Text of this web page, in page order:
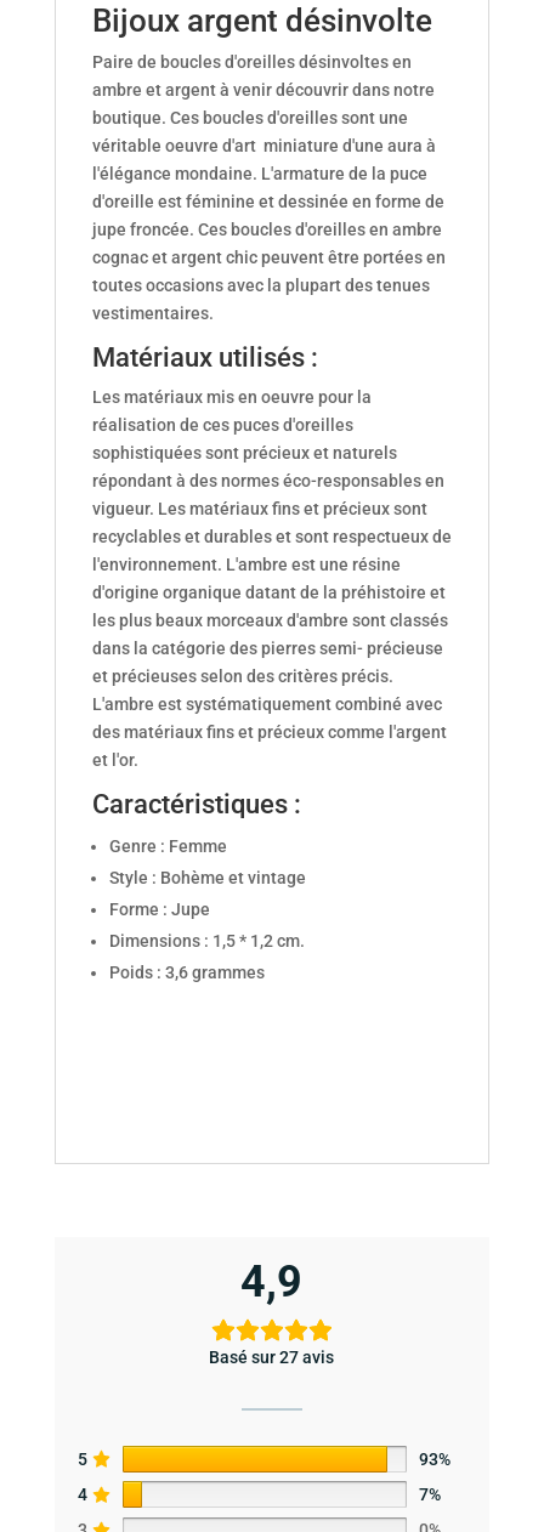
Bijoux argent désinvolte
Paire de boucles d'oreilles désinvoltes en
ambre et argent à venir découvrir dans notre
boutique. Ces boucles d'oreilles sont une
véritable oeuvre d'art miniature d'une aura à
l'élégance mondaine. L'armature de la puce
d'oreille est féminine et dessinée en forme de
jupe froncée. Ces boucles d'oreilles en ambre
cognac et argent chic peuvent être portées en
toutes occasions avec la plupart des tenues
vestimentaires.
Matériaux utilisés :
Les matériaux mis en oeuvre pour la
réalisation de ces puces d'oreilles
sophistiquées sont précieux et naturels
répondant à des normes éco-responsables en
vigueur. Les matériaux fins et précieux sont
recyclables et durables et sont respectueux de
l'environnement. L'ambre est une résine
d'origine organique datant de la préhistoire et
les plus beaux morceaux d'ambre sont classés
dans la catégorie des pierres semi- précieuse
et précieuses selon des critères précis.
L'ambre est systématiquement combiné avec
des matériaux fins et précieux comme l'argent
et l'or.
Caractéristiques :
Genre : Femme
Style : Bohème et vintage
Forme : Jupe
Dimensions : 1,5 * 1,2 cm.
Poids : 3,6 grammes
4,9
Basé sur 27 avis
5
93%
4
7%